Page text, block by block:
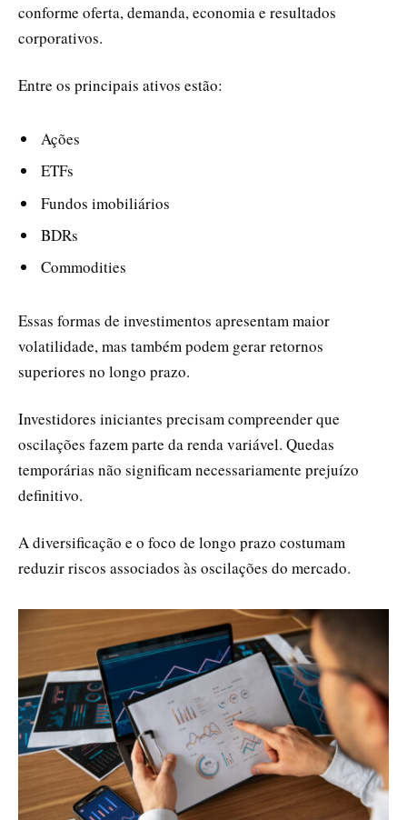
conforme oferta, demanda, economia e resultados
corporativos.
Entre os principais ativos estão:
Ações
ETFs
Fundos imobiliários
BDRs
Commodities
Essas formas de investimentos apresentam maior
volatilidade, mas também podem gerar retornos
superiores no longo prazo.
Investidores iniciantes precisam compreender que
oscilações fazem parte da renda variável. Quedas
temporárias não significam necessariamente prejuízo
definitivo.
A diversificação e o foco de longo prazo costumam
reduzir riscos associados às oscilações do mercado.